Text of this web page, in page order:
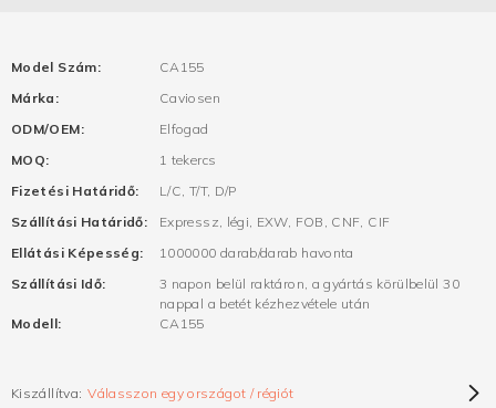
Model Szám:
CA155
Márka:
Caviosen
ODM/OEM:
Elfogad
MOQ:
1 tekercs
Fizetési Határidő:
L/C, T/T, D/P
Szállítási Határidő:
Expressz, légi, EXW, FOB, CNF, CIF
Ellátási Képesség:
1000000 darab/darab havonta
Szállítási Idő:
3 napon belül raktáron, a gyártás körülbelül 30
nappal a betét kézhezvétele után
Modell:
CA155
Kiszállítva: Válasszon egy országot / régiót